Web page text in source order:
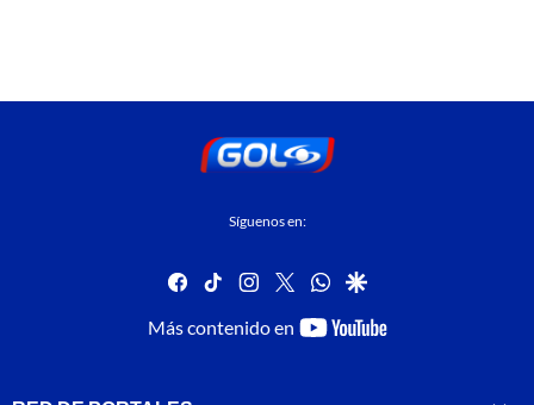
Síguenos en:
facebook
tiktok instagram
twitterwhatsapp
google
Más contenido en
youtube-